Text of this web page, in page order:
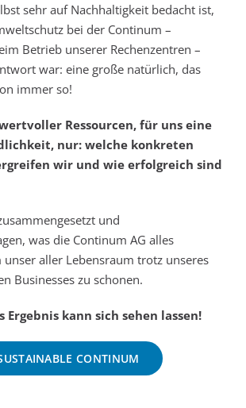
sehr auf Nachhaltigkeit bedacht ist,
bei der Continum –
Betrieb unserer Rechenzentren –
war: eine große natürlich, das
immer so!
Ressourcen, für uns eine
nur: welche konkreten
wir und wie erfolgreich sind
und
was die Continum AG alles
aller Lebensraum trotz unseres
Businesses zu schonen.
Ergebnis kann sich sehen lassen!
CONTINUM